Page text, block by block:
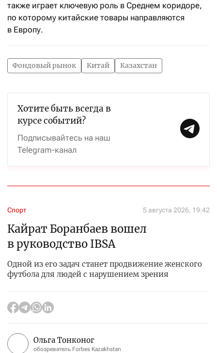
также играет ключевую роль в Среднем коридоре,
по которому китайские товары направляются
в Европу.
Фондовый рынок Китай Казахстан
Хотите быть всегда в
курсе событий?
Подписывайтесь на наш
Telegram-канал
Спорт 5 августа 2026, 19:42
Кайрат Боранбаев вошел
в руководство IBSA
Одной из его задач станет продвижение женского
футбола для людей с нарушением зрения
Ольга Тонконог
обозреватель Forbes Kazakhstan